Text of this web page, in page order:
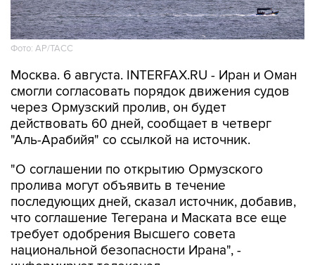
Фото: AP/ТАСС
Москва. 6 августа. INTERFAX.RU - Иран и Оман
смогли согласовать порядок движения судов
через Ормузский пролив, он будет
действовать 60 дней, сообщает в четверг
"Аль-Арабийя" со ссылкой на источник.
"О соглашении по открытию Ормузского
пролива могут объявить в течение
последующих дней, сказал источник, добавив,
что соглашение Тегерана и Маската все еще
требует одобрения Высшего совета
национальной безопасности Ирана", -